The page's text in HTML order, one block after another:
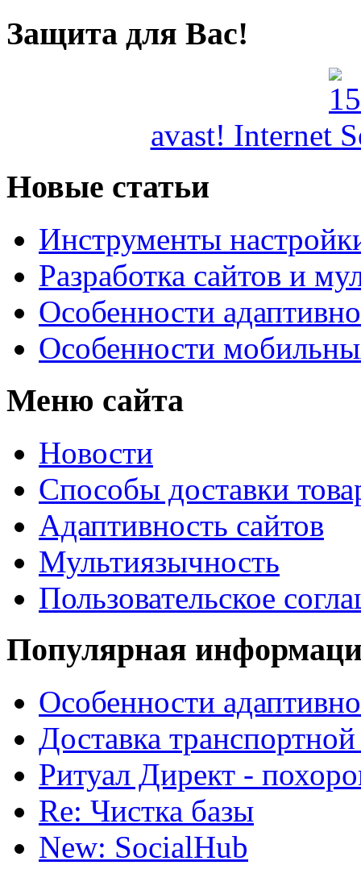
Защита для Вас!
avast! Internet
Новые статьи
Инструменты
Разработка сайтов и
Особенности
Особенности
Меню сайта
Новости
Способы доставки
Адаптивность сайтов
Мультиязычность
Пользовательское
Популярная
Особенности
Доставка
Ритуал Директ -
Re: Чистка базы
New: SocialHub